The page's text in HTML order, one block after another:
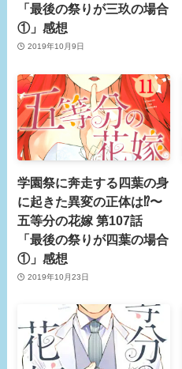
「最後の祭りが三玖の場合
①」感想
2019年10月9日
学園祭に奔走する四葉の身
に起きた異変の正体は⁉︎〜
五等分の花嫁 第107話
「最後の祭りが四葉の場合
①」感想
2019年10月23日